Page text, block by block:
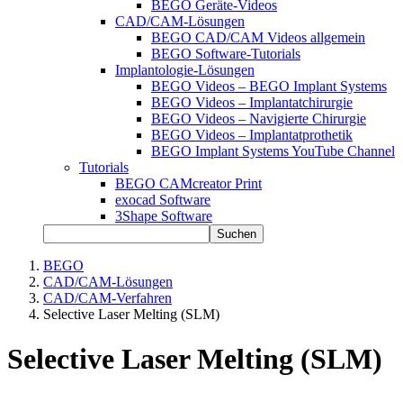
BEGO Geräte-Videos
CAD/CAM-Lösungen
BEGO CAD/CAM Videos allgemein
BEGO Software-Tutorials
Implantologie-Lösungen
BEGO Videos – BEGO Implant Systems
BEGO Videos – Implantatchirurgie
BEGO Videos – Navigierte Chirurgie
BEGO Videos – Implantatprothetik
BEGO Implant Systems YouTube Channel
Tutorials
BEGO CAMcreator Print
exocad Software
3Shape Software
Suchen
BEGO
CAD/CAM-Lösungen
CAD/CAM-Verfahren
Selective Laser Melting (SLM)
Selective Laser Melting (SLM)